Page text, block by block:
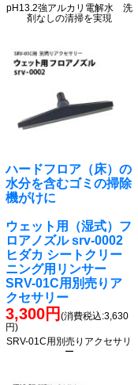
pH13.2強アルカリ電解水 洗
剤なしの清掃を実現
ハードフロア（床）の
水分を含むゴミの掃除
機がけに
ウェット用（湿式）フ
ロアノズル srv-0002
ヒダカ シートクリー
ニング用リンサー
SRV-01C用別売りア
クセサリー
3,300円(消費税込:3,630
円)
SRV-01C用別売りアクセサリ
ー